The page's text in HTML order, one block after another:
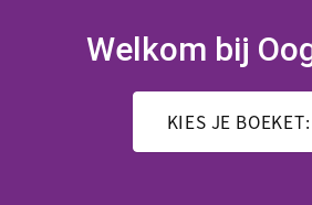
Welkom bij
KIES JE BOEKET: